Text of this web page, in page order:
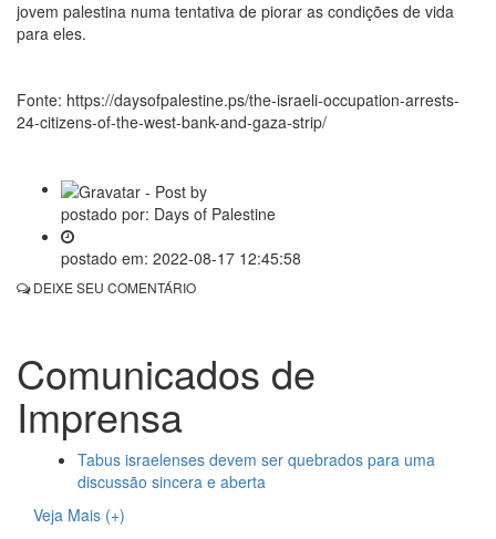
jovem palestina numa tentativa de piorar as condições de vida
para eles.
Fonte: https://daysofpalestine.ps/the-israeli-occupation-arrests-
24-citizens-of-the-west-bank-and-gaza-strip/
postado por: Days of Palestine
postado em: 2022-08-17 12:45:58
DEIXE SEU COMENTÁRIO
Comunicados de
Imprensa
Tabus israelenses devem ser quebrados para uma
discussão sincera e aberta
Veja Mais (+)